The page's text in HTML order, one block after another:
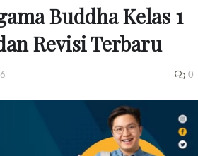
Buddha Kelas 1
Revisi Terbaru
0